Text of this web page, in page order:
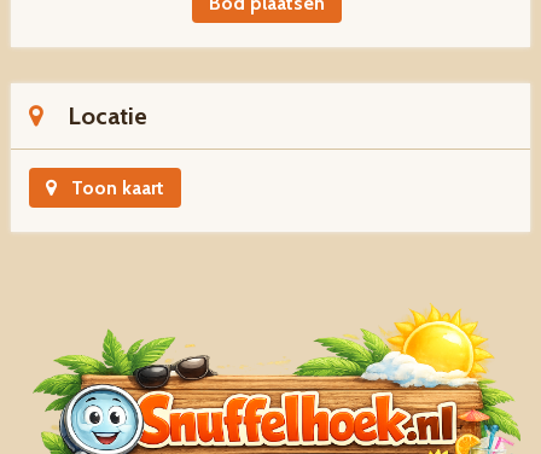
Locatie
Toon kaart